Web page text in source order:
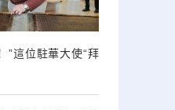
”這位駐華大使“拜